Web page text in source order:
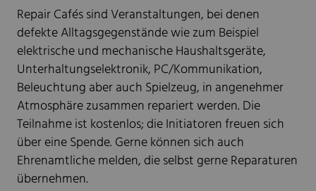
Repair Cafés sind Veranstaltungen, bei denen
defekte Alltagsgegenstände wie zum Beispiel
elektrische und mechanische Haushaltsgeräte,
Unterhaltungselektronik, PC/Kommunikation,
Beleuchtung aber auch Spielzeug, in angenehmer
Atmosphäre zusammen repariert werden. Die
Teilnahme ist kostenlos; die Initiatoren freuen sich
über eine Spende. Gerne können sich auch
Ehrenamtliche melden, die selbst gerne Reparaturen
übernehmen.